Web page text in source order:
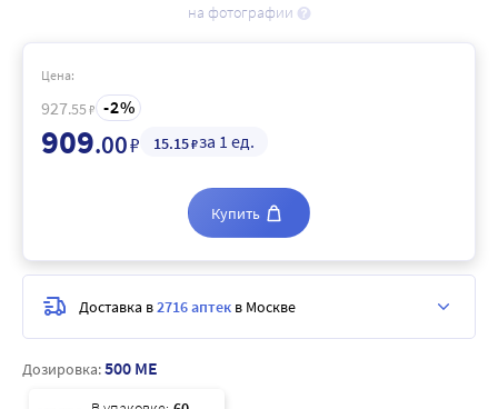
на фотографии
Дозировка:500 МЕ
Цена:
927.55 ₽ 2
909.00₽ 15.15₽за 1 ед.
Купить
Доставка в2716 аптек в Москве